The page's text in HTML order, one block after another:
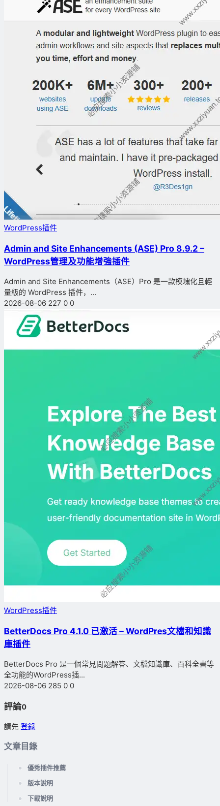
WordPress插件
Admin and Site Enhancements (ASE) Pro 8.9.2 –
WordPress管理及功能增強插件
Admin and Site Enhancements（ASE）Pro 是一款模塊化且輕
量級的 WordPress 插件，...
2026-08-06 227 0 0
WordPress插件
BetterDocs Pro 4.1.0 已激活 – WordPres文檔和知識
庫插件
BetterDocs Pro 是一個常見問題解答、文檔知識庫、百科全書等
全功能的WordPress插...
2026-08-06 285 0 0
評論0
請先 登錄
文章目錄
優秀插件推薦
版本說明
下載說明